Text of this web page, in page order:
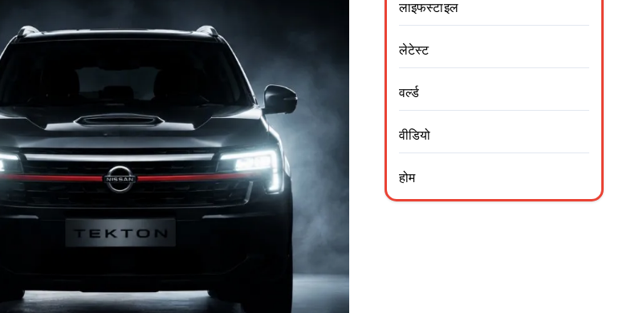
लाइफस्टाइल
लेटेस्ट
वर्ल्ड
वीडियो
होम